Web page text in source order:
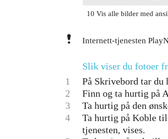
10 Vis alle bilder med
Internett-tjenesten
Slik viser du fotoer
1
På Skrivebord tar du
2
Finn og ta hurtig på
3
Ta hurtig på den
4
Ta hurtig på Koble
tjenesten, vises.